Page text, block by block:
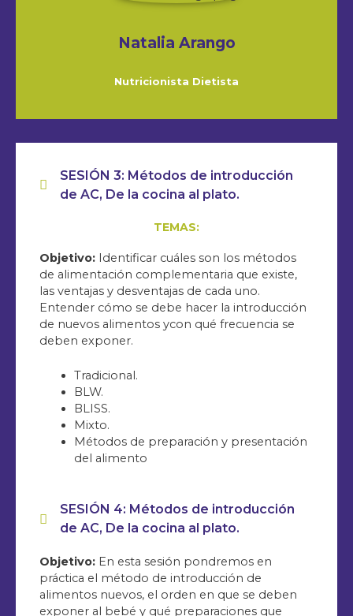
Natalia Arango
Nutricionista Dietista
SESIÓN 3: Métodos de introducción
de AC, De la cocina al plato.
TEMAS:
Objetivo: Identificar cuáles son los métodos
de alimentación complementaria que existe,
las ventajas y desventajas de cada uno.
Entender cómo se debe hacer la introducción
de nuevos alimentos ycon qué frecuencia se
deben exponer.
Tradicional.
BLW.
BLISS.
Mixto.
Métodos de preparación y presentación
del alimento
SESIÓN 4: Métodos de introducción
de AC, De la cocina al plato.
Objetivo: En esta sesión pondremos en
práctica el método de introducción de
alimentos nuevos, el orden en que se deben
exponer al bebé y qué preparaciones que